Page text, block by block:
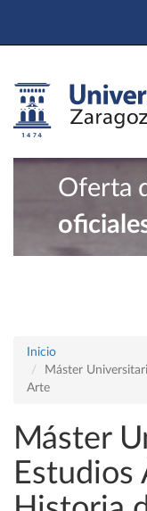
Oferta
Inicio
Máster
Arte
Máster
Estudios